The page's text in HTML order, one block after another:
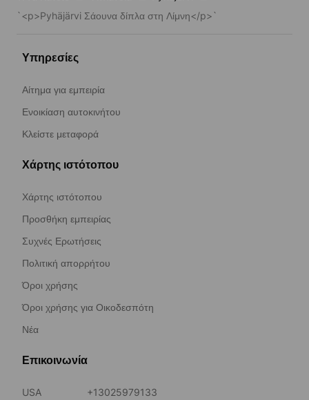
`<p>Pyhäjärvi Σάουνα δίπλα στη Λίμνη</p>`
Υπηρεσίες
Αίτημα για εμπειρία
Ενοικίαση αυτοκινήτου
Κλείστε μεταφορά
Χάρτης ιστότοπου
Χάρτης ιστότοπου
Προσθήκη εμπειρίας
Συχνές Ερωτήσεις
Πολιτική απορρήτου
Όροι χρήσης
Όροι χρήσης για Οικοδεσπότη
Νέα
Επικοινωνία
USA
+13025979133